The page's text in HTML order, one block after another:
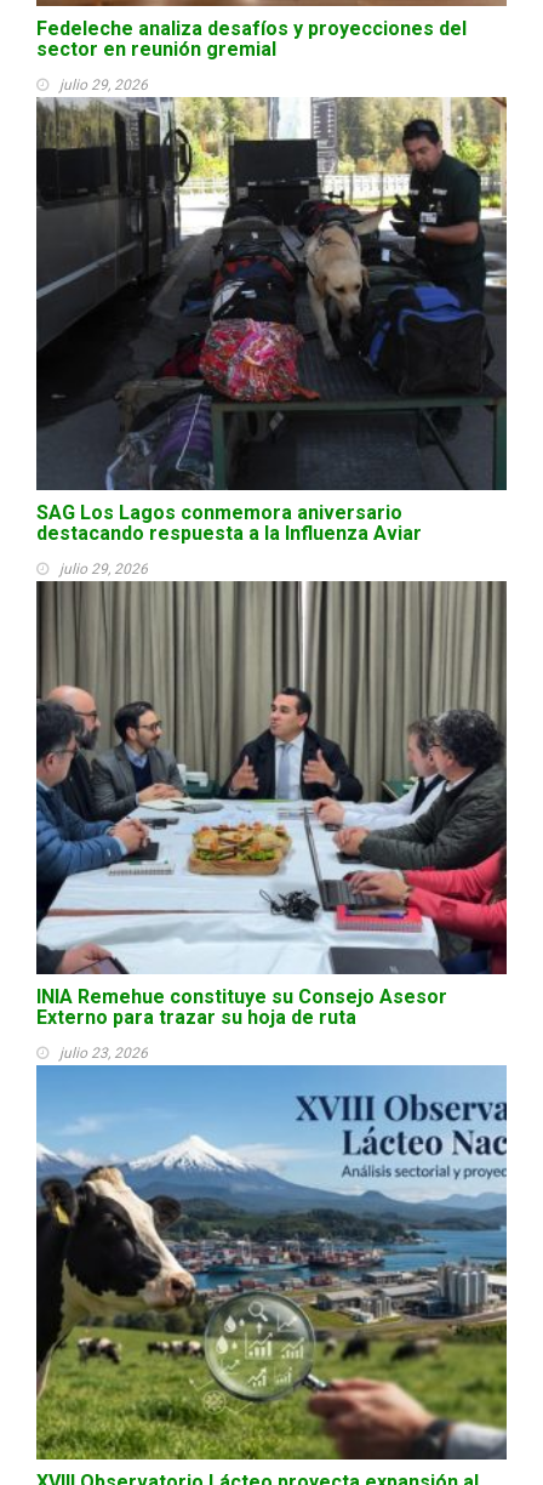
Fedeleche analiza desafíos y proyecciones del
sector en reunión gremial
julio 29, 2026
SAG Los Lagos conmemora aniversario
destacando respuesta a la Influenza Aviar
julio 29, 2026
INIA Remehue constituye su Consejo Asesor
Externo para trazar su hoja de ruta
julio 23, 2026